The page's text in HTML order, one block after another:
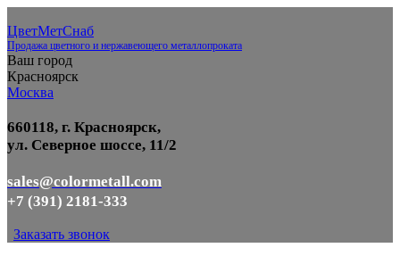
ЦветМетСнаб
Продажа цветного и нержавеющего металлопроката
Ваш город
Красноярск
Москва
660118, г. Красноярск,
ул. Северное шоссе, 11/2
sales@colormetall.com
+7 (391) 2181-333
Заказать звонок